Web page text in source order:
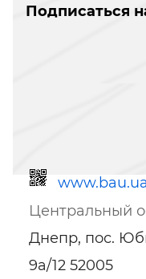
Подписаться
Центральный
Днепр, пос.
9а/12 52005